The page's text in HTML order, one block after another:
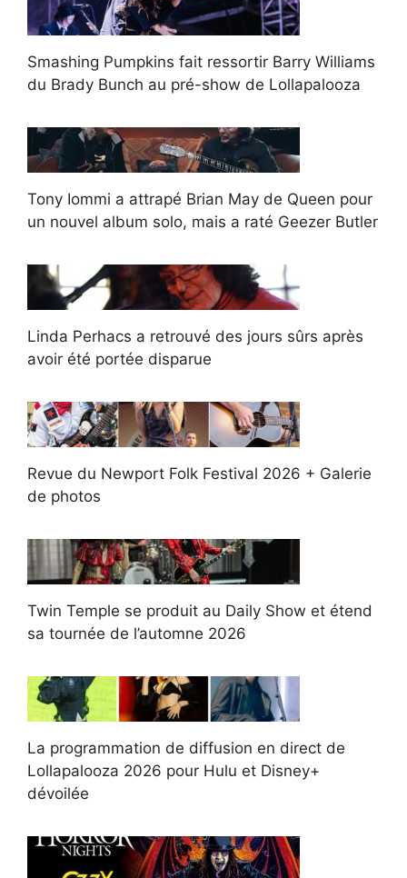
Smashing Pumpkins fait ressortir Barry Williams
du Brady Bunch au pré-show de Lollapalooza
Tony Iommi a attrapé Brian May de Queen pour
un nouvel album solo, mais a raté Geezer Butler
Linda Perhacs a retrouvé des jours sûrs après
avoir été portée disparue
Revue du Newport Folk Festival 2026 + Galerie
de photos
Twin Temple se produit au Daily Show et étend
sa tournée de l’automne 2026
La programmation de diffusion en direct de
Lollapalooza 2026 pour Hulu et Disney+
dévoilée